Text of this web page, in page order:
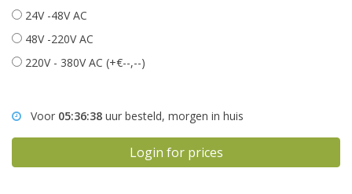
24V -48V AC
48V -220V AC
220V - 380V AC (+€--,--)
Voor 05:36:37 uur besteld, morgen in huis
Login for prices